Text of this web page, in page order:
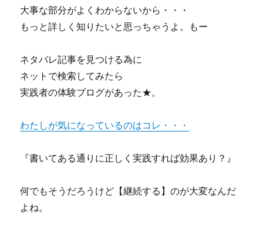
大事な部分がよくわからないから・・・
もっと詳しく知りたいと思っちゃうよ。もー
ネタバレ記事を見つける為に
ネットで検索してみたら
実践者の体験ブログがあった★。
わたしが気になっているのはコレ・・・
『書いてある通りに正しく実践すれば効果あり？』
何でもそうだろうけど【継続する】のが大変なんだ
よね。